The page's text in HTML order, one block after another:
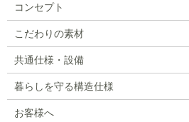
コンセプト
こだわりの素材
共通仕様・設備
暮らしを守る構造仕様
お客様へ